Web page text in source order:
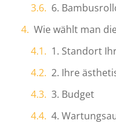
6.
1. Standort
2. Ihre
3. Budget
4.